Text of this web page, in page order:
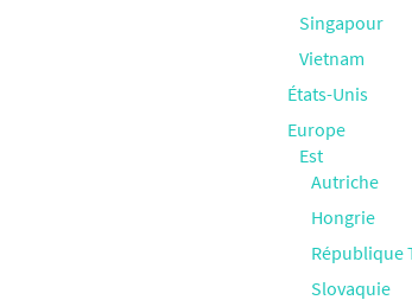
Singapour
Vietnam
États-Unis
Europe
Est
Autriche
Hongrie
République
Slovaquie